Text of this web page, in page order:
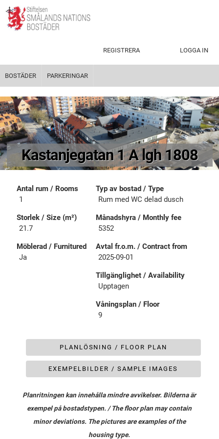
REGISTRERA LOGGA IN
BOSTÄDER PARKERINGAR
Kastanjegatan 1 A lgh 1808
Antal rum / Rooms
1
Storlek / Size (m²)
21.7
Möblerad / Furnitured
Ja
Typ av bostad / Type
Rum​ ​med​ ​WC​ ​delad ​dusch
Månadshyra / Monthly fee
5352
Avtal fr.o.m. / Contract from
2025-09-01
Tillgänglighet / Availability
Upptagen
Våningsplan / Floor
9
PLANLÖSNING / FLOOR PLAN
EXEMPELBILDER / SAMPLE IMAGES
Planritningen kan innehålla mindre avvikelser. Bilderna är
exempel på bostadstypen. / The floor plan may contain
minor deviations. The pictures are examples of the
housing type.